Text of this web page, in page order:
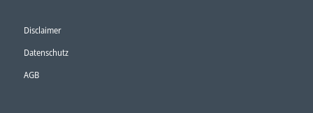
Disclaimer
Datenschutz
AGB